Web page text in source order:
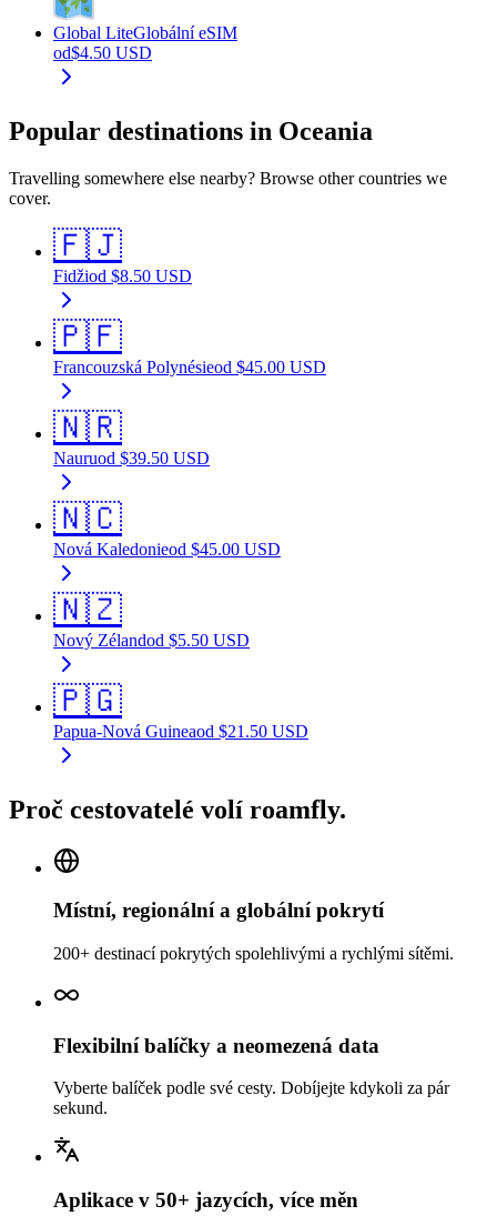
Global LiteGlobální eSIM
od$4.50 USD
Popular destinations in Oceania
Travelling somewhere else nearby? Browse other countries we
cover.
🇫🇯
Fidžiod $8.50 USD
🇵🇫
Francouzská Polynésieod $45.00 USD
🇳🇷
Nauruod $39.50 USD
🇳🇨
Nová Kaledonieod $45.00 USD
🇳🇿
Nový Zélandod $5.50 USD
🇵🇬
Papua-Nová Guineaod $21.50 USD
Proč cestovatelé volí roamfly.
Místní, regionální a globální pokrytí
200+ destinací pokrytých spolehlivými a rychlými sítěmi.
Flexibilní balíčky a neomezená data
Vyberte balíček podle své cesty. Dobíjejte kdykoli za pár
sekund.
Aplikace v 50+ jazycích, více měn